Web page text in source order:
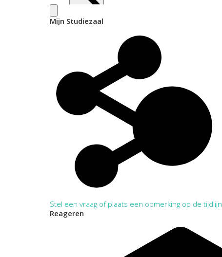
Mijn Studiezaal
Stel een vraag of plaats een opmerking op de tijdlijn
Reageren